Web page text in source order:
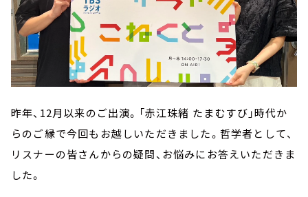
昨年、12月以来のご出演。「赤江珠緒 たまむすび」時代か
らのご縁で今回もお越しいただきました。哲学者として、
リスナーの皆さんからの疑問、お悩みにお答えいただきま
した。